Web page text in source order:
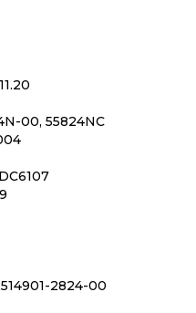
00, 55824NC
2824-00